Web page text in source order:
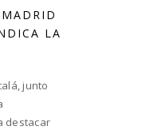
LA
junto
destacar